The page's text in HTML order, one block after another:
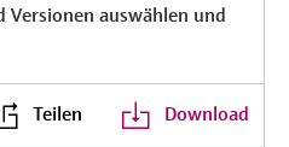
Versionen auswählen und
Teilen Download